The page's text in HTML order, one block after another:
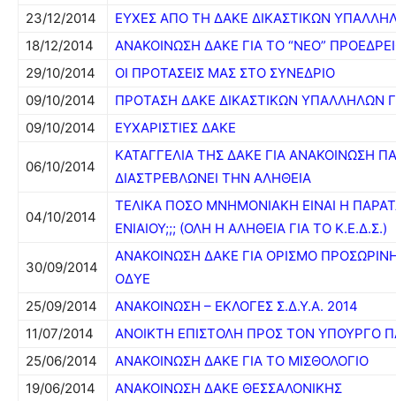
23/12/2014
ΕΥΧΕΣ ΑΠΟ ΤΗ ΔΑΚΕ ΔΙΚΑΣΤΙΚΩΝ
18/12/2014
ΑΝΑΚΟΙΝΩΣΗ ΔΑΚΕ ΓΙΑ ΤΟ “ΝΕΟ”
29/10/2014
ΟΙ ΠΡΟΤΑΣΕΙΣ ΜΑΣ ΣΤΟ ΣΥΝΕΔΡΙΟ
09/10/2014
ΠΡΟΤΑΣΗ ΔΑΚΕ ΔΙΚΑΣΤΙΚΩΝ ΥΠΑΛΛΗΛΩΝ
09/10/2014
ΕΥΧΑΡΙΣΤΙΕΣ ΔΑΚΕ
06/10/2014
ΚΑΤΑΓΓΕΛΙΑ ΤΗΣ ΔΑΚΕ ΓΙΑ ΑΝΑΚΟΙΝΩΣΗ
ΔΙΑΣΤΡΕΒΛΩΝΕΙ ΤΗΝ ΑΛΗΘΕΙΑ
04/10/2014
ΤΕΛΙΚΑ ΠΟΣΟ ΜΝΗΜΟΝΙΑΚΗ ΕΙΝΑΙ Η
ΕΝΙΑΙΟΥ;;; (ΟΛΗ Η ΑΛΗΘΕΙΑ ΓΙΑ ΤΟ Κ.Ε.Δ.Σ.)
30/09/2014
ΑΝΑΚΟΙΝΩΣΗ ΔΑΚΕ ΓΙΑ ΟΡΙΣΜΟ
ΟΔΥΕ
25/09/2014
ΑΝΑΚΟΙΝΩΣΗ – ΕΚΛΟΓΕΣ Σ.Δ.Υ.Α. 2014
11/07/2014
ΑΝΟΙΚΤΗ ΕΠΙΣΤΟΛΗ ΠΡΟΣ ΤΟΝ ΥΠΟΥΡΓΟ
25/06/2014
ΑΝΑΚΟΙΝΩΣΗ ΔΑΚΕ ΓΙΑ ΤΟ ΜΙΣΘΟΛΟΓΙΟ
19/06/2014
ΑΝΑΚΟΙΝΩΣΗ ΔΑΚΕ ΘΕΣΣΑΛΟΝΙΚΗΣ